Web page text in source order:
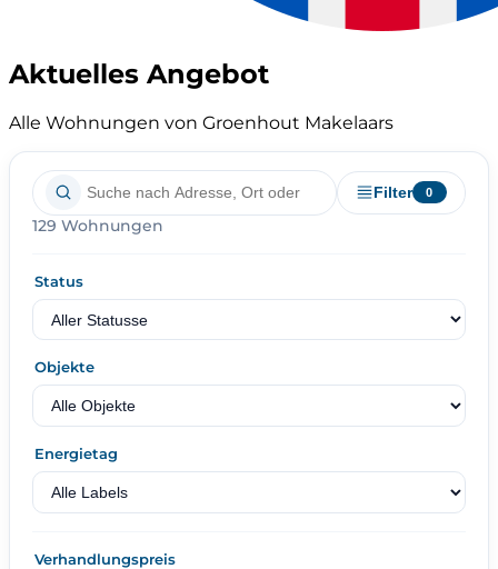
Aktuelles Angebot
Alle Wohnungen von Groenhout Makelaars
Filter 0
129 Wohnungen
Status
Objekte
Energietag
Verhandlungspreis